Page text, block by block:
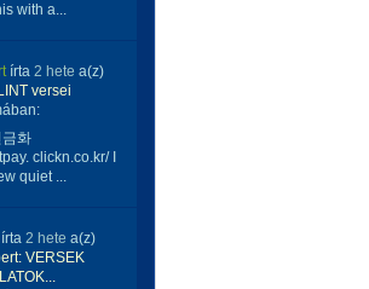
with a...
írta 2 hete a(z)
versei
화
clickn.co.kr/ I
quiet ...
írta 2 hete a(z)
VERSEK